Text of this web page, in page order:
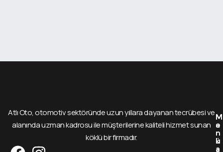
Atlı Oto, otomotiv sektöründe uzun yıllara dayanan tecrübesi ve
alanında uzman kadrosu ile müşterilerine kaliteli hizmet sunan
köklü bir firmadır.
M
e
n
ü
M
a
r
k
a